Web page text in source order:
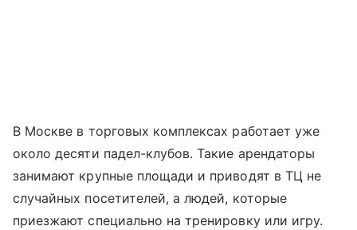
В Москве в торговых комплексах работает уже
около десяти падел-клубов. Такие арендаторы
занимают крупные площади и приводят в ТЦ не
случайных посетителей, а людей, которые
приезжают специально на тренировку или игру.